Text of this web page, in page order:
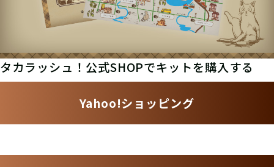
タカラッシュ！公式SHOPでキットを購入する
Yahoo!ショッピング